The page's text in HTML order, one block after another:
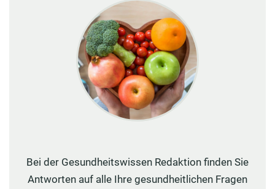
Bei der Gesundheitswissen Redaktion finden Sie
Antworten auf alle Ihre gesundheitlichen Fragen